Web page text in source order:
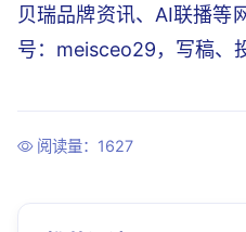
贝瑞品牌资讯、AI联播等
号：meisceo29，写稿、
阅读量：1627